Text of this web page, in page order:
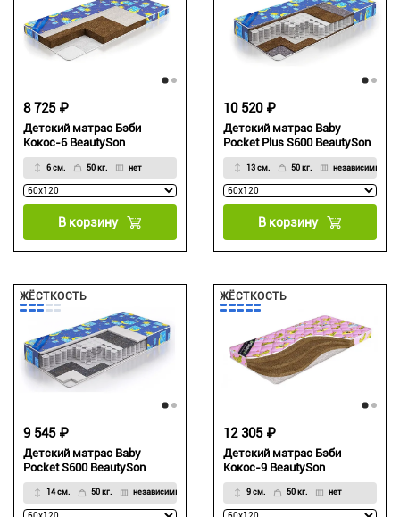
Детский матрас Бэби
Кокос-6 BeautySon
6 см. 50 кг. нет
8 725 ₽
В корзину
Детский матрас Baby
Pocket Plus S600 BeautySon
13 см. 50 кг. независимый
10 520 ₽
В корзину
ЖЁСТКОСТЬ
Детский матрас Baby
Pocket S600 BeautySon
14 см. 50 кг. независимый
9 545 ₽
ЖЁСТКОСТЬ
Детский матрас Бэби
Кокос-9 BeautySon
9 см. 50 кг. нет
12 305 ₽